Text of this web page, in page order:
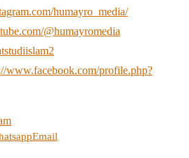
humayro_media/
@humayromedia
www.facebook.com/profile.php?
Email